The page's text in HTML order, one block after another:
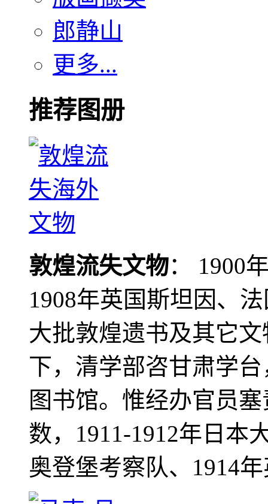
郎静山
更多...
推荐图册
敦煌流失文物： 1900
1908年英国斯坦因、
大批敦煌遗书及其它
下，清学部咨甘肃学
图书馆。惟经办官员
数，1911-1912年日本
奥登堡考察队、1914